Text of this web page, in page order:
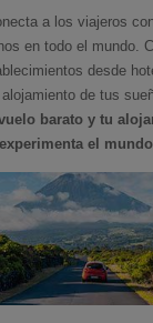
a los viajeros
en todo el mundo.
desde
de tus
barato y tu
el